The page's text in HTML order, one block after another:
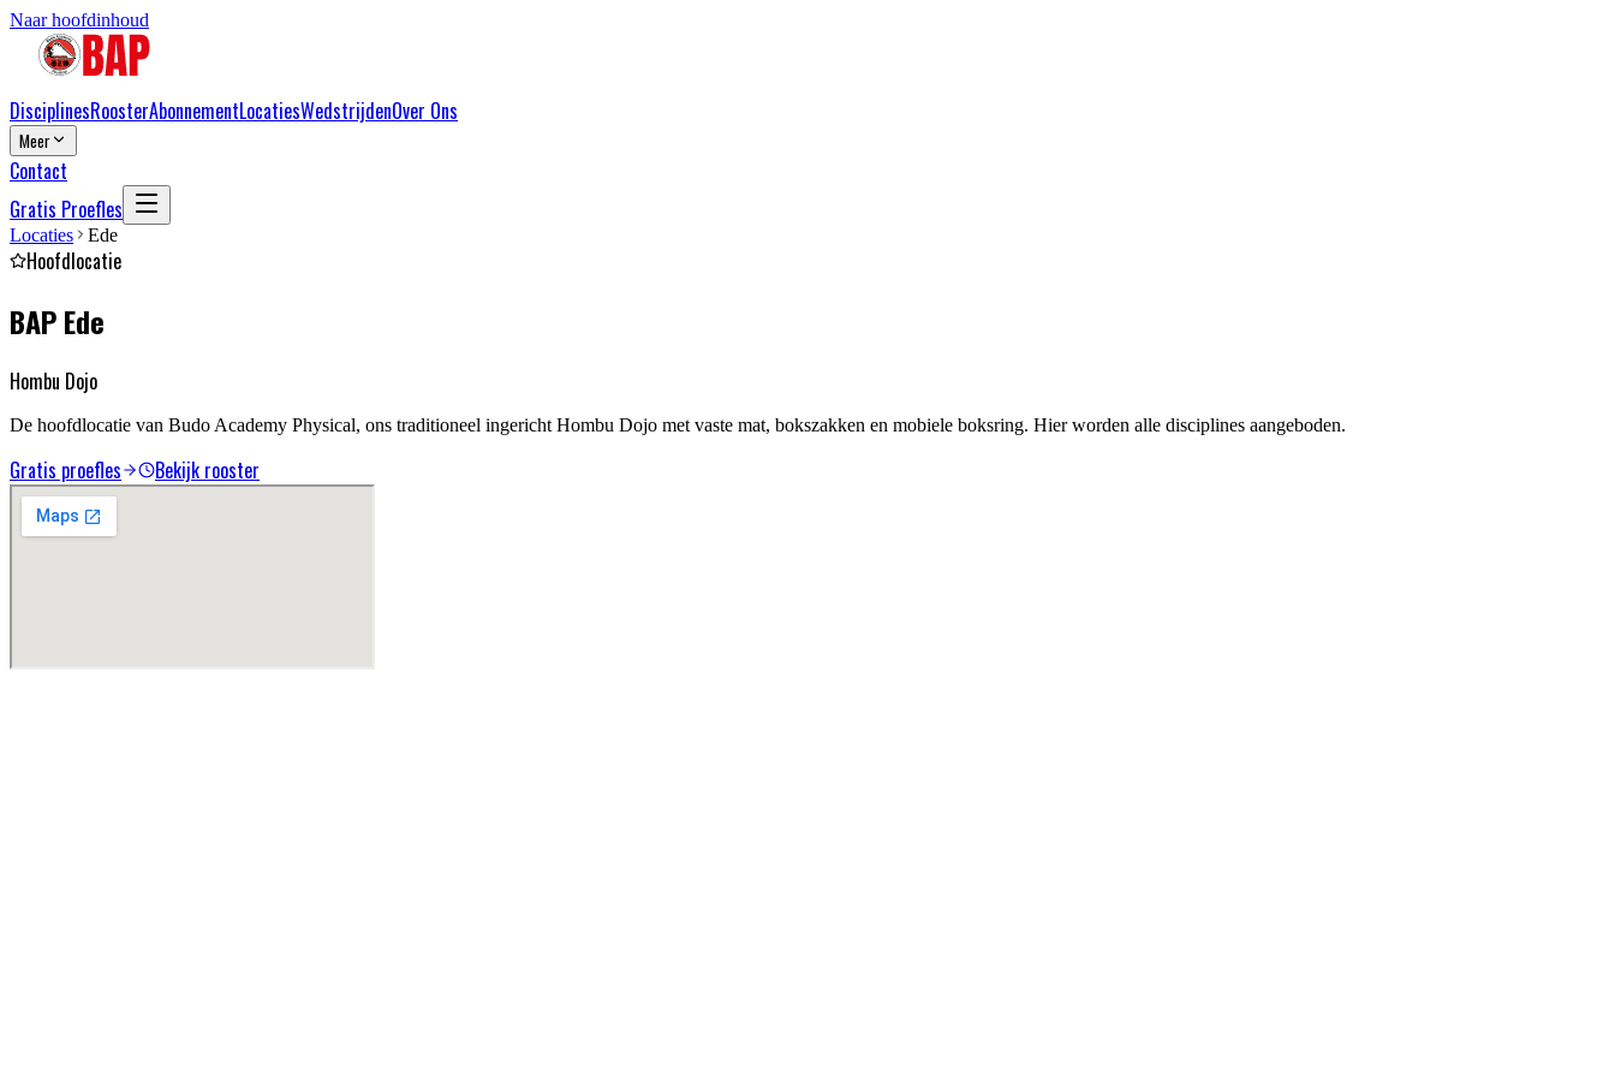
Naar hoofdinhoud
DisciplinesRoosterAbonnementLocatiesWedstrijdenOver Ons
Meer
Contact
Gratis Proefles
Locaties Ede
Hoofdlocatie
BAP Ede
Hombu Dojo
De hoofdlocatie van Budo Academy Physical, ons traditioneel ingericht Hombu Dojo met vaste mat, bokszakken en mobiele boksring. Hier worden alle disciplines aangeboden.
Gratis proefles Bekijk rooster